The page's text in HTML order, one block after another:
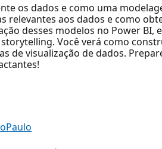
os dados e como uma
aos dados e como
desses modelos no Power BI,
Você verá como
de visualização de dados.